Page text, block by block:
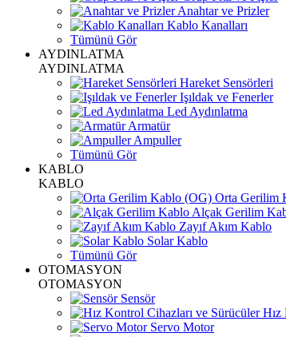
Anahtar ve Prizler
Kablo Kanalları
Tümünü Gör
AYDINLATMA
AYDINLATMA
Hareket Sensörleri
Işıldak ve Fenerler
Led Aydınlatma
Armatür
Ampuller
Tümünü Gör
KABLO
KABLO
Orta Gerilim
Alçak Gerilim
Zayıf Akım Kablo
Solar Kablo
Tümünü Gör
OTOMASYON
OTOMASYON
Sensör
Hız
Servo Motor